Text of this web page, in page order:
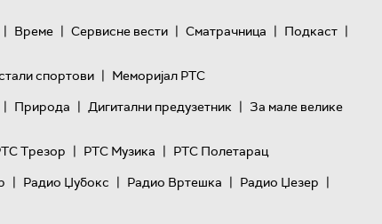
| Време | Сервисне вести | Сматрачница | Подкаст |
спортови | Меморијал РТС
| Природа | Дигитални предузетник | За мале велике
Трезор | РТС Музика | РТС Полетарац
| Радио Џубокс | Радио Вртешка | Радио Џезер |